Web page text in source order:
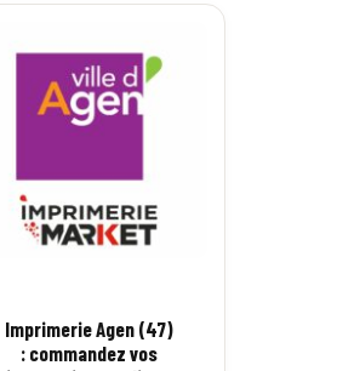
Imprimerie Agen (47)
: commandez vos